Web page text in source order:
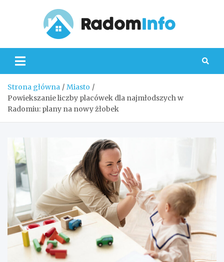
Strona główna
Miasto
Powiekszanie liczby placówek dla najmłodszych w
Radomiu: plany na nowy żłobek